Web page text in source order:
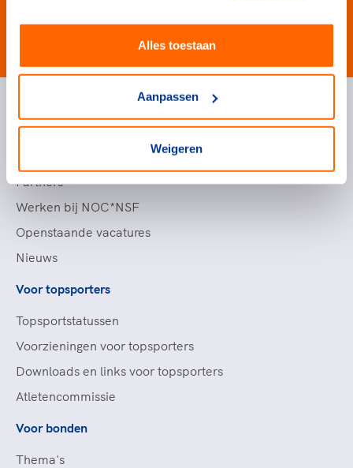
Alles toestaan
Aanpassen
Weigeren
#wewinnenveelmetsport
Handige links
Topsportevenementenbeleid
Partners
Werken bij NOC*NSF
Openstaande vacatures
Nieuws
Voor topsporters
Topsportstatussen
Voorzieningen voor topsporters
Downloads en links voor topsporters
Atletencommissie
Voor bonden
Thema's